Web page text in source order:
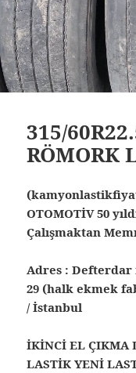
315/
RÖMORK
OTOMOTİV 50
Çalışmaktan
Adres : Defterdar
29 (halk ekmek
/ İstanbul
İKİNCİ EL ÇIKMA
LASTİK YENİ